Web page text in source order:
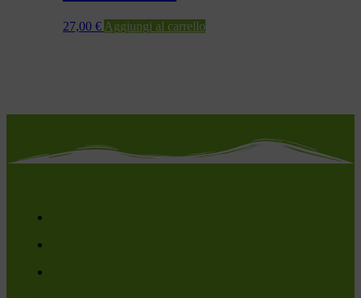
27,00 € Aggiungi al carrello